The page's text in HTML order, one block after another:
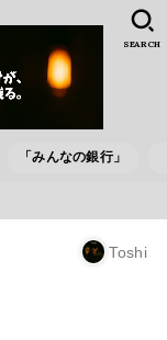
「みんなの銀行」
SEARCH
Toshi